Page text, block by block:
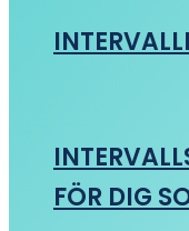
FÖR DIG